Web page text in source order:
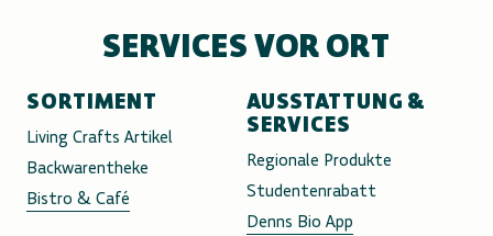
SERVICES VOR ORT
SORTIMENT
Living Crafts Artikel
Backwarentheke
Bistro & Café
AUSSTATTUNG &
SERVICES
Regionale Produkte
Studentenrabatt
Denns Bio App